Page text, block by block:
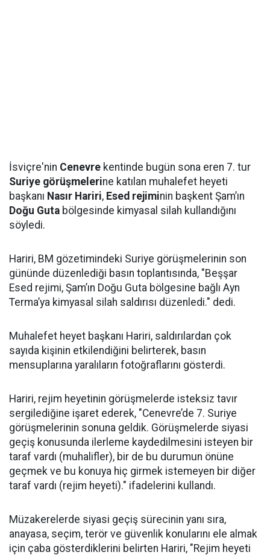
İsviçre'nin Cenevre kentinde bugün sona eren 7. tur
Suriye görüşmelerine katılan muhalefet heyeti
başkanı Nasır Hariri, Esed rejiminin başkent Şam’ın
Doğu Guta bölgesinde kimyasal silah kullandığını
söyledi.
Hariri, BM gözetimindeki Suriye görüşmelerinin son
gününde düzenlediği basın toplantısında, "Beşşar
Esed rejimi, Şam’ın Doğu Guta bölgesine bağlı Ayn
Terma’ya kimyasal silah saldırısı düzenledi." dedi.
Muhalefet heyet başkanı Hariri, saldırılardan çok
sayıda kişinin etkilendiğini belirterek, basın
mensuplarına yaralıların fotoğraflarını gösterdi.
Hariri, rejim heyetinin görüşmelerde isteksiz tavır
sergilediğine işaret ederek, "Cenevre’de 7. Suriye
görüşmelerinin sonuna geldik. Görüşmelerde siyasi
geçiş konusunda ilerleme kaydedilmesini isteyen bir
taraf vardı (muhalifler), bir de bu durumun önüne
geçmek ve bu konuya hiç girmek istemeyen bir diğer
taraf vardı (rejim heyeti)." ifadelerini kullandı.
Müzakerelerde siyasi geçiş sürecinin yanı sıra,
anayasa, seçim, terör ve güvenlik konularını ele almak
için çaba gösterdiklerini belirten Hariri, "Rejim heyeti